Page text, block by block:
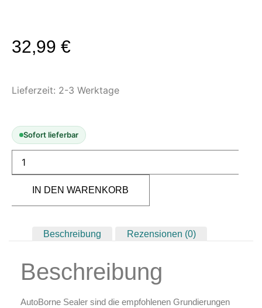
Spachtelmasse & Sprühspachtel
Sandstrahlen & Spezialbehandlungen
Maskierfolien & Maskierbänder
Schablonen & Templates
Oberflächenreiniger
Airbrush-Reiniger
Arbeitsplatz & Zubehör
Leerbehälter & Mischzubehör
Spezialliteratur & Anleitungen
32,99 €
Lieferzeit: 2-3 Werktage
Sofort lieferbar
IN DEN WARENKORB
Beschreibung Rezensionen (0)
Beschreibung
AutoBorne Sealer sind die empfohlenen Grundierungen